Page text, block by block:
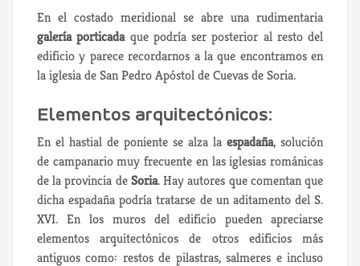
En el costado meridional se abre una rudimentaria
galería porticadaque podría ser posterior al resto del
edificio y parece recordarnos a la que encontramos en
la iglesia de San Pedro Apóstol de Cuevas de Soria.
Elementos arquitectónicos:
En el hastial de poniente se alza la espadaña, solución
de campanario muy frecuente en las iglesias románicas
de la provincia deSoria. Hay autores que comentan que
dicha espadaña podría tratarse de un aditamento del S.
XVI. En los muros del edificio pueden apreciarse
elementos arquitectónicos de otros edificios más
antiguos como: restos de pilastras, salmeres e incluso